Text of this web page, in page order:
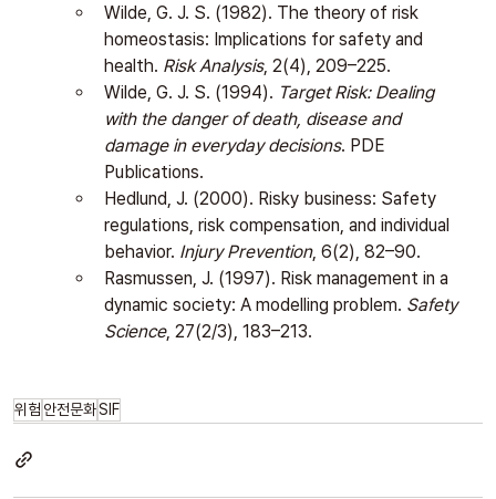
Wilde, G. J. S. (1982). The theory of risk
homeostasis: Implications for safety and
health. Risk Analysis, 2(4), 209–225.
Wilde, G. J. S. (1994). Target Risk: Dealing
with the danger of death, disease and
damage in everyday decisions. PDE
Publications.
Hedlund, J. (2000). Risky business: Safety
regulations, risk compensation, and individual
behavior. Injury Prevention, 6(2), 82–90.
Rasmussen, J. (1997). Risk management in a
dynamic society: A modelling problem. Safety
Science, 27(2/3), 183–213.
위험 안전문화SIF